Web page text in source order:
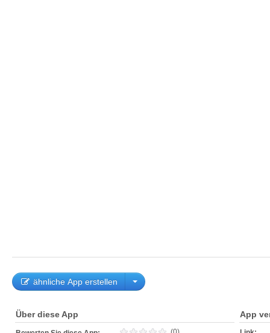
ähnliche App erstellen
Über diese App App